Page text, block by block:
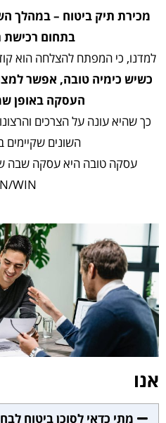
מכירת תיק ביטוח – במהלך
בתחום רכישת
למדנו, כי המפתח להצלחה הוא
כשיש כימיה טובה, אפשר
העסקה באופן
כך שהיא עונה על הצרכים
השונים שקיימים
עסקה טובה היא עסקה שבה
WIN.
אנו
מתי כדאי לסוכן ביטוח